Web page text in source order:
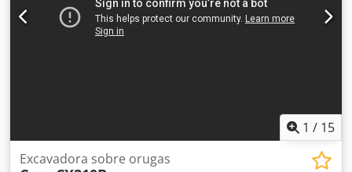
limpieza de zanjas, hoja topadora, radio Listo para trabajar
de inmediato. Salvo errores y venta previa.
1 / 15
Excavadora sobre orugas